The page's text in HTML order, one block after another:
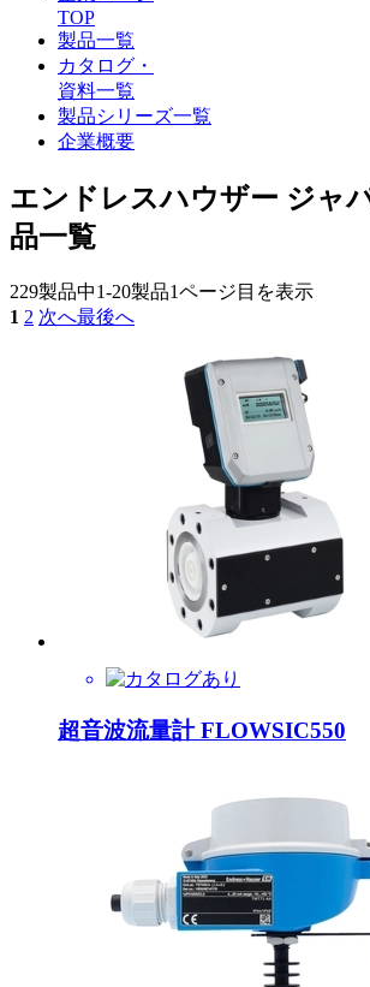
TOP
製品一覧
カタログ・
資料一覧
製品シリーズ一覧
企業概要
エンドレスハウザー ジャ
品一覧
229製品中1-20製品1ページ目を表示
1 2 次へ最後へ
超音波流量計 FLOWSIC550